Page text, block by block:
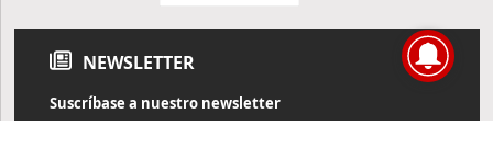
NEWSLETTER
Suscríbase a nuestro newsletter
Reciba diariamente información de actualidad directamente en